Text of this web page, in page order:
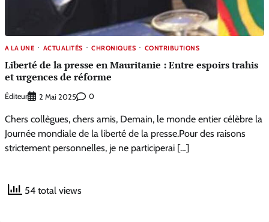
A LA UNE ACTUALITÉS CHRONIQUES CONTRIBUTIONS
Liberté de la presse en Mauritanie : Entre espoirs trahis
et urgences de réforme
Éditeur 2 Mai 2025 0
Chers collègues, chers amis, Demain, le monde entier célèbre la
Journée mondiale de la liberté de la presse.Pour des raisons
strictement personnelles, je ne participerai […]
54 total views